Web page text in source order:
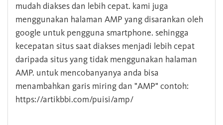
mudah diakses dan lebih cepat. kami juga
menggunakan halaman AMP yang disarankan oleh
google untuk pengguna smartphone. sehingga
kecepatan situs saat diakses menjadi lebih cepat
daripada situs yang tidak menggunakan halaman
AMP. untuk mencobanyanya anda bisa
menambahkan garis miring dan "AMP" contoh:
https://artikbbi.com/puisi/amp/